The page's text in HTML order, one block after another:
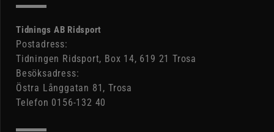
Tidnings AB Ridsport
Postadress:
Tidningen Ridsport, Box 14, 619 21 Trosa
Besöksadress:
Östra Långgatan 81, Trosa
Telefon 0156-132 40